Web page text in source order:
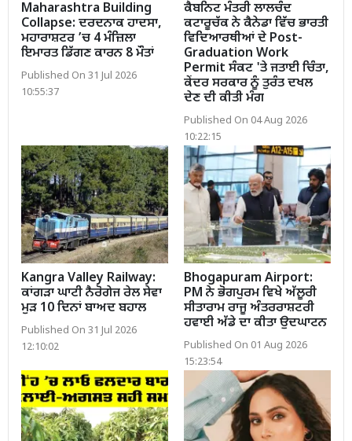
Maharashtra Building
Collapse: ਦਰਦਨਾਕ ਹਾਦਸਾ,
ਮਹਾਰਾਸ਼ਟਰ ’ਚ 4 ਮੰਜ਼ਿਲਾ
ਇਮਾਰਤ ਡਿੱਗਣ ਕਾਰਨ 8 ਮੌਤਾਂ
Published On 31 Jul 2026
10:55:37
ਕੈਬਨਿਟ ਮੰਤਰੀ ਲਾਲਚੰਦ
ਕਟਾਰੂਚੱਕ ਨੇ ਕੈਨੇਡਾ ਵਿੱਚ ਭਾਰਤੀ
ਵਿਦਿਆਰਥੀਆਂ ਦੇ Post-
Graduation Work
Permit ਸੰਕਟ 'ਤੇ ਜਤਾਈ ਚਿੰਤਾ,
ਕੇਂਦਰ ਸਰਕਾਰ ਨੂੰ ਤੁਰੰਤ ਦਖਲ
ਦੇਣ ਦੀ ਕੀਤੀ ਮੰਗ
Published On 04 Aug 2026
10:22:15
Kangra Valley Railway:
ਕਾਂਗੜਾ ਘਾਟੀ ਨੈਰੋਗੇਜ ਰੇਲ ਸੇਵਾ
ਮੁੜ 10 ਦਿਨਾਂ ਬਾਅਦ ਬਹਾਲ
Published On 31 Jul 2026
12:10:02
Bhogapuram Airport:
PM ਨੇ ਭੋਗਪੁਰਮ ਵਿਖੇ ਅੱਲੂਰੀ
ਸੀਤਾਰਾਮ ਰਾਜੂ ਅੰਤਰਰਾਸ਼ਟਰੀ
ਹਵਾਈ ਅੱਡੇ ਦਾ ਕੀਤਾ ਉਦਘਾਟਨ
Published On 01 Aug 2026
15:23:54